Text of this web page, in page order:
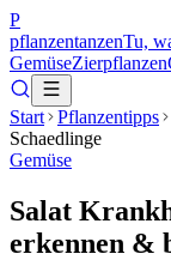
P
pflanzentanzenTu,
GemüseZierpflanzen
Start Pflanzentipps
Schaedlinge
Gemüse
Salat
erkennen &